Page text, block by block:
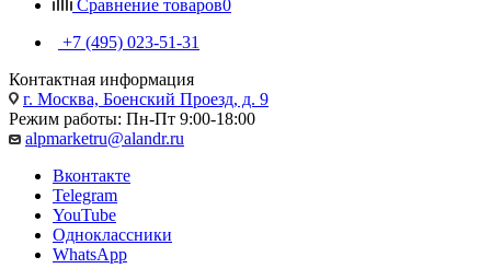
Сравнение товаров0
+7 (495) 023-51-31
Контактная информация
г. Москва, Боенский Проезд, д. 9
Режим работы: Пн-Пт 9:00-18:00
alpmarketru@alandr.ru
Вконтакте
Telegram
YouTube
Одноклассники
WhatsApp